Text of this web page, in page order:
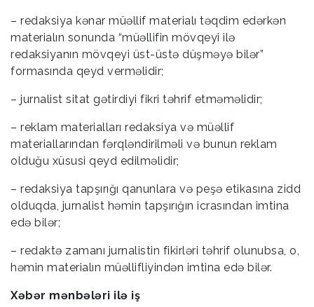
– redaksiya kənar müəllif materialı təqdim edərkən
materialın sonunda “müəllifin mövqeyi ilə
redaksiyanın mövqeyi üst-üstə düşməyə bilər”
formasında qeyd verməlidir;
– jurnalist sitat gətirdiyi fikri təhrif etməməlidir;
– reklam materialları redaksiya və müəllif
materiallarından fərqləndirilməli və bunun reklam
olduğu xüsusi qeyd edilməlidir;
– redaksiya tapşırığı qanunlara və peşə etikasına zidd
olduqda, jurnalist həmin tapşırığın icrasından imtina
edə bilər;
– redaktə zamanı jurnalistin fikirləri təhrif olunubsa, o,
həmin materialın müəllifliyindən imtina edə bilər.
Xəbər mənbələri ilə iş